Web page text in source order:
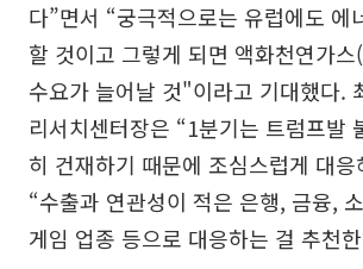
다”면서 “궁극적으로는 유럽에도 에
할 것이고 그렇게 되면 액화천연가
수요가 늘어날 것"이라고 기대했다.
리서치센터장은 “1분기는 트럼프발
히 건재하기 때문에 조심스럽게 대응
“수출과 연관성이 적은 은행, 금융,
게임 업종 등으로 대응하는 걸 추천